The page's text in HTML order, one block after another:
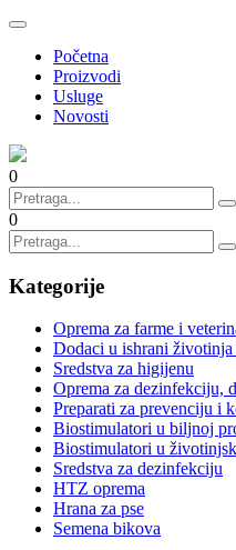
Početna
Proizvodi
Usluge
Novosti
0
0
Kategorije
Oprema za farme i
Dodaci u ishrani
Sredstva za higijenu
Oprema za dezinfekciju,
Preparati za prevenciju i
Biostimulatori u biljnoj
Biostimulatori u
Sredstva za dezinfekciju
HTZ oprema
Hrana za pse
Semena bikova